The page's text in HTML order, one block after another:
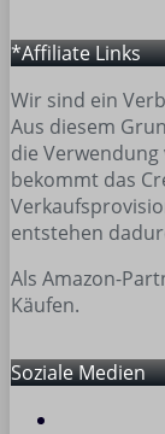
*Affiliate Links
Wir sind ein
Aus diesem
die Verwendung
bekommt das
entstehen
Als Amazon-
Käufen.
Soziale Medien